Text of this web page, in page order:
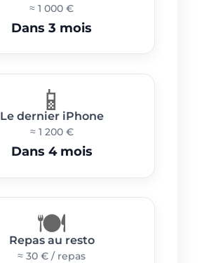
≈ 1 000 €
Dans 3 mois
📱
Le dernier iPhone
≈ 1 200 €
Dans 4 mois
🍽️
Repas au resto
≈ 30 € / repas